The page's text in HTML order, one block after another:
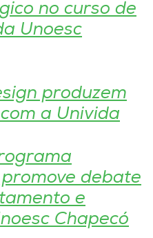
no curso de
Unoesc
produzem
a Univida
debate
e
Chapecó